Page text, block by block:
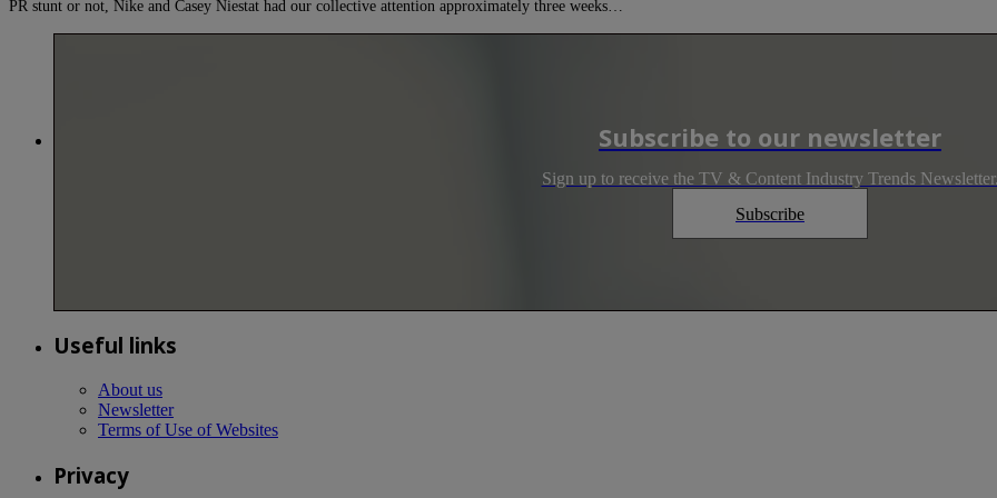
PR stunt or not, Nike and Casey Niestat had our collective attention approximately three weeks…
Subscribe to our newsletter
Sign up to receive the TV & Content Industry Trends
Subscribe
Useful links
About us
Newsletter
Terms of Use of Websites
Privacy